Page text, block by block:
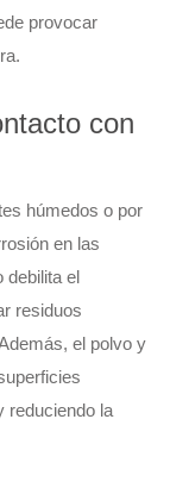
provocar
con
húmedos o por
en las
debilita el
residuos
el polvo y
reduciendo la